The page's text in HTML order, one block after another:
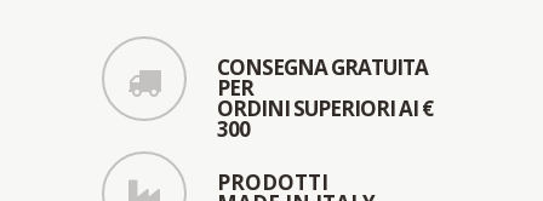
CONSEGNA GRATUITA
PER
ORDINI SUPERIORI AI €
300
PRODOTTI